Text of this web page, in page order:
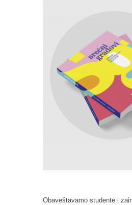
Obaveštavamo studente i